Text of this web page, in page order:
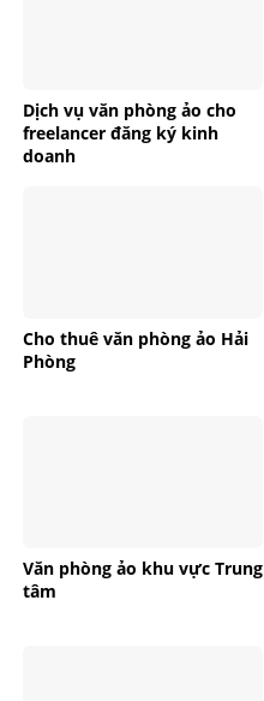
Dịch vụ văn phòng ảo cho
freelancer đăng ký kinh
doanh
Cho thuê văn phòng ảo Hải
Phòng
Văn phòng ảo khu vực Trung
tâm